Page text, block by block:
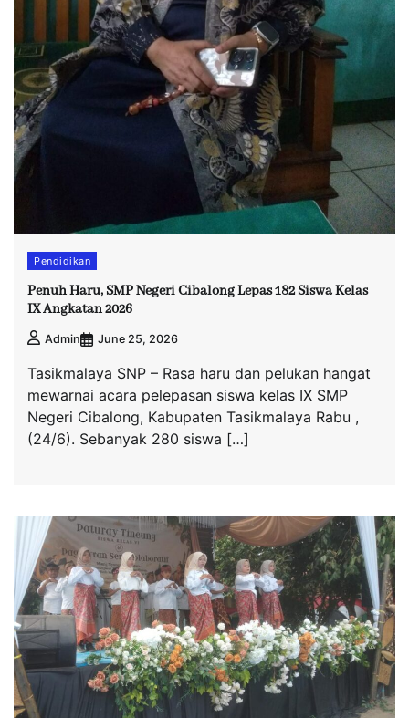
Pendidikan
Penuh Haru, SMP Negeri Cibalong Lepas 182 Siswa Kelas
IX Angkatan 2026
Admin June 25, 2026
Tasikmalaya SNP – Rasa haru dan pelukan hangat
mewarnai acara pelepasan siswa kelas IX SMP
Negeri Cibalong, Kabupaten Tasikmalaya Rabu ,
(24/6). Sebanyak 280 siswa […]